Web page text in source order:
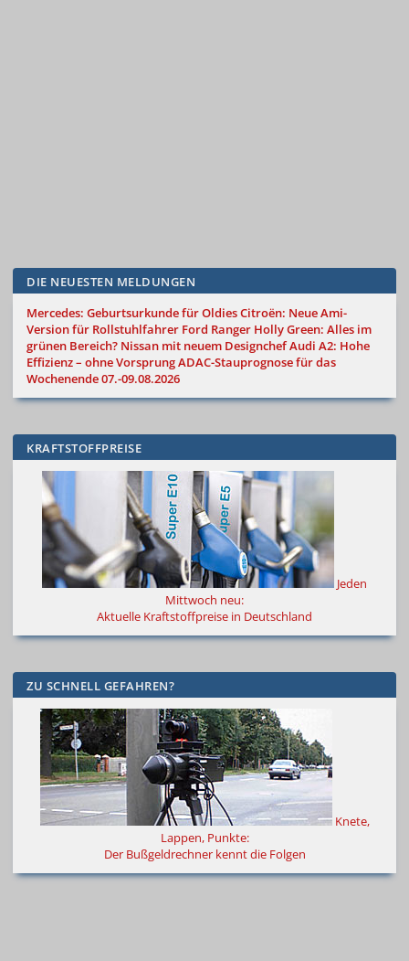
DIE NEUESTEN MELDUNGEN
Mercedes: Geburtsurkunde für OldiesCitroën: Neue Ami-
Version für Rollstuhlfahrer Ford Ranger Holly Green: Alles im
grünen Bereich? Nissan mit neuem DesignchefAudi A2: Hohe
Effizienz – ohne VorsprungADAC-Stauprognose für das
Wochenende 07.-09.08.2026
KRAFTSTOFFPREISE
Jeden
Mittwoch neu:
Aktuelle Kraftstoffpreise in Deutschland
ZU SCHNELL GEFAHREN?
Knete,
Lappen, Punkte:
Der Bußgeldrechner kennt die Folgen